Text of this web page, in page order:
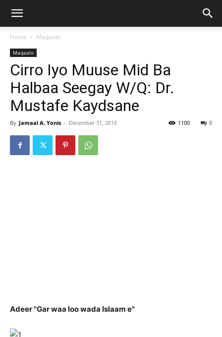
Home Maqaalo
Maqaalo
Cirro Iyo Muuse Mid Ba
Halbaa Seegay W/Q: Dr.
Mustafe Kaydsane
By Jamaal A. Yonis - December 31, 2016 0
1100
Adeer "Gar waa loo wada Islaam e"